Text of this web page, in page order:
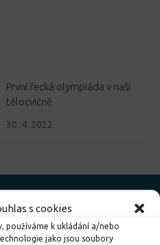
s cookies
používáme k ukládání a/nebo
jako jsou soubory
První řecká olympiáda v naší
tělocvičně
30. 4. 2022